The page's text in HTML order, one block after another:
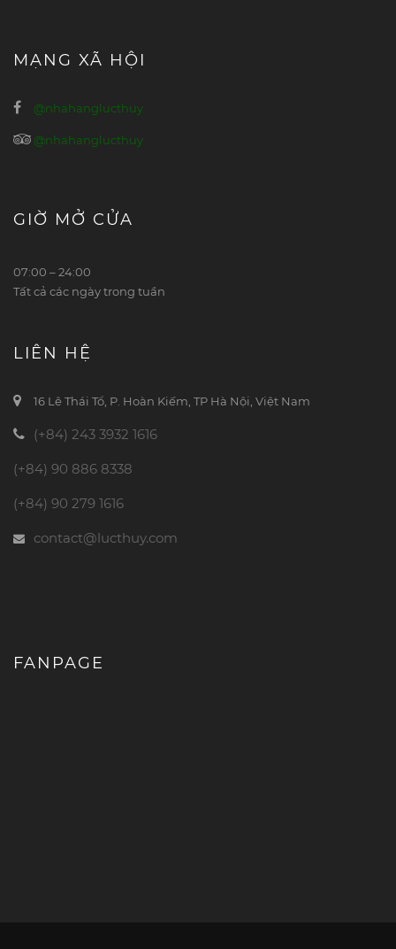
MẠNG XÃ HỘI
@nhahanglucthuy
@nhahanglucthuy
GIỜ MỞ CỬA
07:00 – 24:00
Tất cả các ngày trong tuần
LIÊN HỆ
16 Lê Thái Tổ, P. Hoàn Kiếm, TP Hà Nội, Việt Nam
(+84) 243 3932 1616
(+84) 90 886 8338
(+84) 90 279 1616
contact@lucthuy.com
FANPAGE